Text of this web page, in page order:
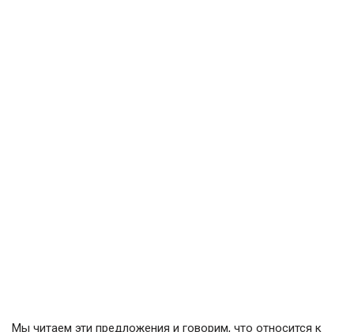
Мы читаем эти предложения и говорим, что относится к